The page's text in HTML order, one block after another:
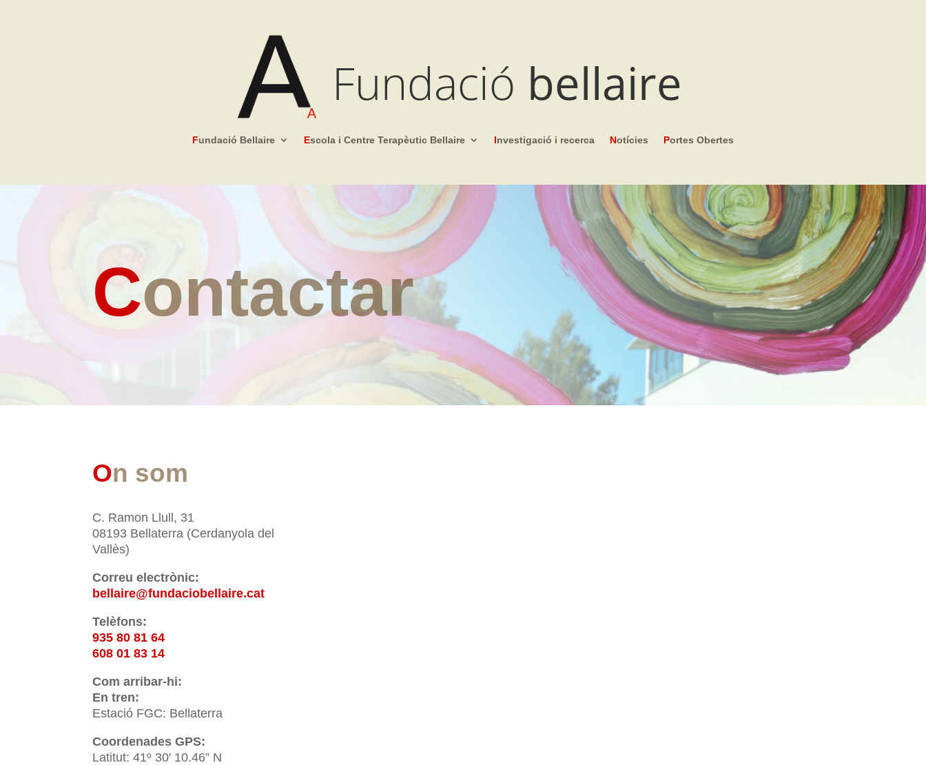
Fundació bellaire
Fundació Bellaire Escola i Centre Terapèutic Bellaire Investigació i recerca Notícies Portes Obertes
Contactar
On som
C. Ramon Llull, 31
08193 Bellaterra (Cerdanyola del
Vallès)
Correu electrònic:
bellaire@fundaciobellaire.cat
Telèfons:
935 80 81 64
608 01 83 14
Com arribar-hi:
En tren:
Estació FGC: Bellaterra
Coordenades GPS:
Latitut: 41º 30′ 10.46” N